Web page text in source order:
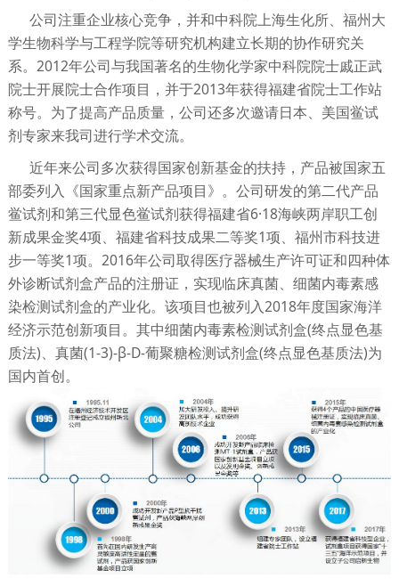
公司注重企业核心竞争，并和中科院上海生化所、福州大
学生物科学与工程学院等研究机构建立长期的协作研究关
系。2012年公司与我国著名的生物化学家中科院院士戚正武
院士开展院士合作项目，并于2013年获得福建省院士工作站
称号。为了提高产品质量，公司还多次邀请日本、美国鲎试
剂专家来我司进行学术交流。
近年来公司多次获得国家创新基金的扶持，产品被国家五
部委列入《国家重点新产品项目》。公司研发的第二代产品
鲎试剂和第三代显色鲎试剂获得福建省6·18海峡两岸职工创
新成果金奖4项、福建省科技成果二等奖1项、福州市科技进
步一等奖1项。2016年公司取得医疗器械生产许可证和四种体
外诊断试剂盒产品的注册证，实现临床真菌、细菌内毒素感
染检测试剂盒的产业化。该项目也被列入2018年度国家海洋
经济示范创新项目。其中细菌内毒素检测试剂盒(终点显色基
质法)、真菌(1-3)-β-D-葡聚糖检测试剂盒(终点显色基质法)为
国内首创。